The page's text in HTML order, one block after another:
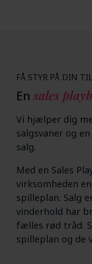
FÅ STYR PÅ DIN
En sales
Vi hjælper dig
salgsvaner og
salg.
Med en Sales
virksomheden
spilleplan. Salg
vinderhold har
fælles rød tråd.
spilleplan og de